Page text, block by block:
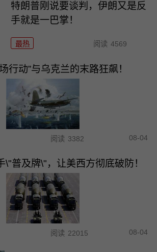
特朗普刚说要谈判，伊朗又是反
手就是一巴掌！
最热 阅读 4569
行动”与乌克兰的末路狂飙！
阅读 3382 08-04
\"普及牌\"，让美西方彻底破防！
阅读 22015 08-04